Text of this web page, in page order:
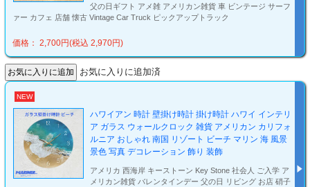
父の日ギフト アメ雑 アメリカン雑貨 車 ビンテージ サーフ
ァー カフェ 店舗 懐古 Vintage Car Truck ピックアップトラック
価格： 2,700円(税込 2,970円)
お気に入りに追加済
NEW
ハワイアン 時計 壁掛け時計 掛け時計 ハワイ インテリ
ア ガラス ウォールクロック 雑貨 アメリカン カリフォ
ルニア おしゃれ 南国 リゾート ビーチ マリン 海 風景
景色 写真 デコレーション 飾り 装飾
アメリカ 西海岸 キーストーン Key Stone 社会人 ご入学 ア
メリカン雑貨 バレンタインデー 父の日 リビング お店 硝子